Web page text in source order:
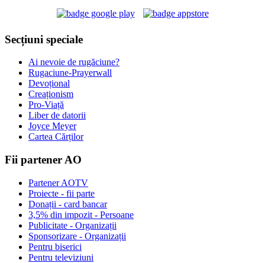
Secțiuni speciale
Ai nevoie de rugăciune?
Rugaciune-Prayerwall
Devoțional
Creaționism
Pro-Viață
Liber de datorii
Joyce Meyer
Cartea Cărților
Fii partener AO
Partener AOTV
Proiecte - fii parte
Donații - card bancar
3,5% din impozit - Persoane
Publicitate - Organizații
Sponsorizare - Organizații
Pentru biserici
Pentru televiziuni